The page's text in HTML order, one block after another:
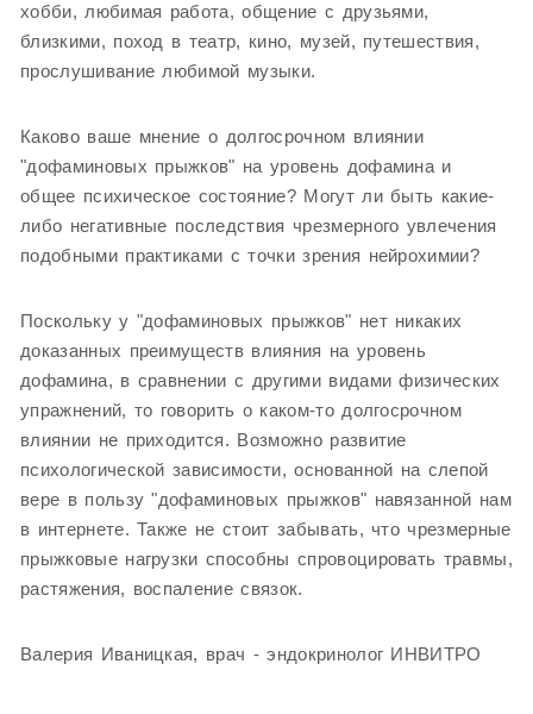
хобби, любимая работа, общение с друзьями,
близкими, поход в театр, кино, музей, путешествия,
прослушивание любимой музыки.
Каково ваше мнение о долгосрочном влиянии
"дофаминовых прыжков" на уровень дофамина и
общее психическое состояние? Могут ли быть какие-
либо негативные последствия чрезмерного увлечения
подобными практиками с точки зрения нейрохимии?
Поскольку у "дофаминовых прыжков" нет никаких
доказанных преимуществ влияния на уровень
дофамина, в сравнении с другими видами физических
упражнений, то говорить о каком-то долгосрочном
влиянии не приходится. Возможно развитие
психологической зависимости, основанной на слепой
вере в пользу "дофаминовых прыжков" навязанной нам
в интернете. Также не стоит забывать, что чрезмерные
прыжковые нагрузки способны спровоцировать травмы,
растяжения, воспаление связок.
Валерия Иваницкая, врач - эндокринолог ИНВИТРО